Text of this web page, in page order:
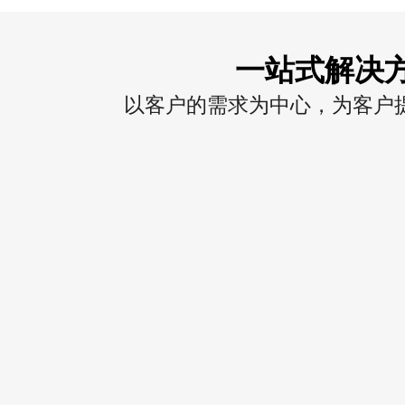
一站式解决
以客户的需求为中心，为客户